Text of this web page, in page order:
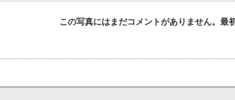
この写真にはまだコメントがありません。最